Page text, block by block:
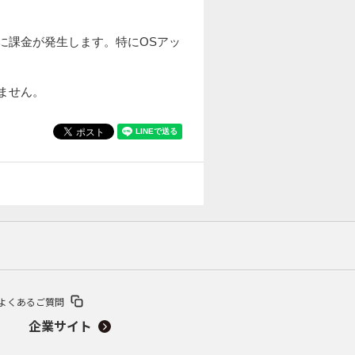
課金が発生します。特にOSアッ
ん。
くあるご質問
企業サイト